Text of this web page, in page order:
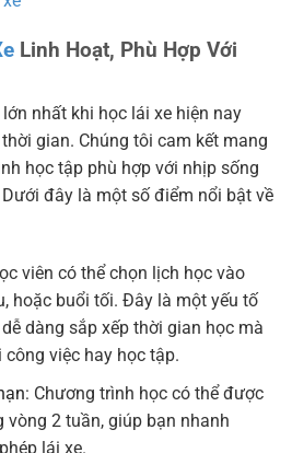
Linh Hoạt, Phù Hợp Với
nhất khi học lái xe hiện nay
gian. Chúng tôi cam kết mang
học tập phù hợp với nhịp sống
đây là một số điểm nổi bật về
viên có thể chọn lịch học vào
hoặc buổi tối. Đây là một yếu tố
dàng sắp xếp thời gian học mà
việc hay học tập.
: Chương trình học có thể được
vòng 2 tuần, giúp bạn nhanh
lái xe.